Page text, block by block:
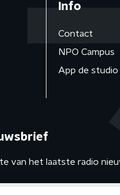
Info
Contact
NPO Campus
App de studio
van het laatste radio